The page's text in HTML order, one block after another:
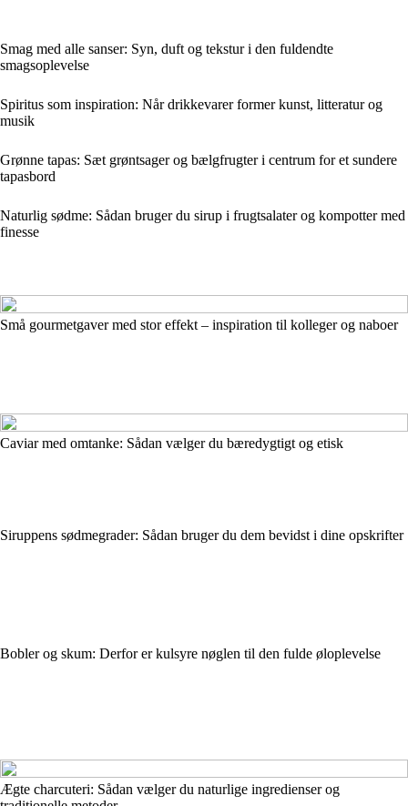
Smag med alle sanser: Syn, duft og tekstur i den fuldendte
smagsoplevelse
Spiritus som inspiration: Når drikkevarer former kunst, litteratur og
musik
Grønne tapas: Sæt grøntsager og bælgfrugter i centrum for et sundere
tapasbord
Naturlig sødme: Sådan bruger du sirup i frugtsalater og kompotter med
finesse
Små gourmetgaver med stor effekt – inspiration til kolleger og naboer
Caviar med omtanke: Sådan vælger du bæredygtigt og etisk
Siruppens sødmegrader: Sådan bruger du dem bevidst i dine opskrifter
Bobler og skum: Derfor er kulsyre nøglen til den fulde øloplevelse
Ægte charcuteri: Sådan vælger du naturlige ingredienser og